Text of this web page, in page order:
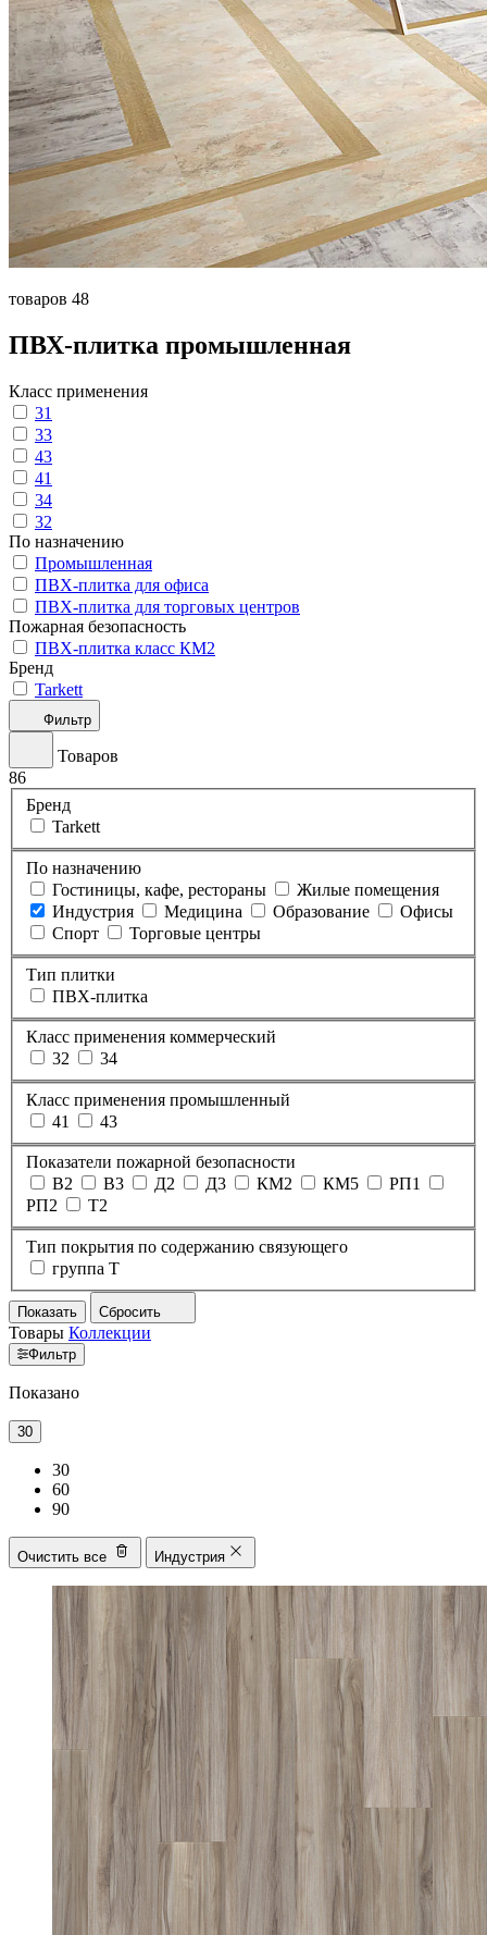
товаров 48
ПВХ-плитка промышленная
Класс применения
31
33
43
41
34
32
По назначению
Промышленная
ПВХ-плитка для офиса
ПВХ-плитка для торговых центров
Пожарная безопасность
ПВХ-плитка класс КМ2
Бренд
Tarkett
Фильтр
Товаров
86
Бренд
Tarkett
По назначению
Гостиницы, кафе, рестораны
Жилые помещения
Индустрия
Медицина Образование
Офисы
Спорт
Торговые центры
Тип плитки
ПВХ-плитка
Класс применения коммерческий
32
34
Класс применения промышленный
41
43
Показатели пожарной безопасности
В2
В3 Д2 Д3 КМ2 КМ5
РП1
РП2
Т2
Тип покрытия по содержанию связующего
группа T
Показать Сбросить
Товары Коллекции
Фильтр
Показано
30
30
60
90
Очистить все Индустрия